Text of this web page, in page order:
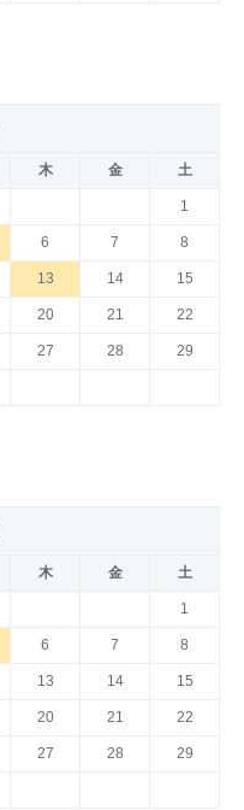
木 金 土
1
6 7 8
13 14 15
20 21 22
27 28 29
木 金 土
1
6 7 8
13 14 15
20 21 22
27 28 29